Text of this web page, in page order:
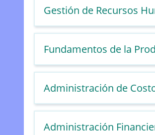
Gestión de Recursos
Fundamentos de la
Administración de
Administración